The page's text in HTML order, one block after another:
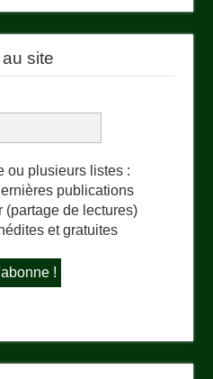
site
ou plusieurs listes :
publications
(partage de lectures)
et gratuites